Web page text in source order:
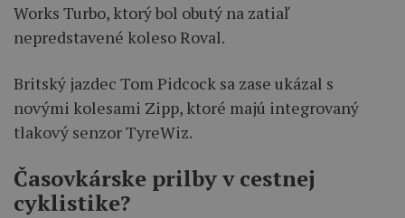
Works Turbo, ktorý bol obutý na zatiaľ
nepredstavené koleso Roval.
Britský jazdec Tom Pidcock sa zase ukázal s
novými kolesami Zipp, ktoré majú integrovaný
tlakový senzor TyreWiz.
Časovkárske prilby v cestnej
cyklistike?